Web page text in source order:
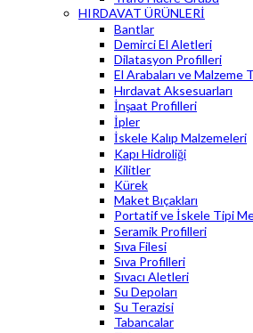
HIRDAVAT ÜRÜNLERİ
Bantlar
Demirci El Aletleri
Dilatasyon Profilleri
El Arabaları ve Malzeme
Hırdavat Aksesuarları
İnşaat Profilleri
İpler
İskele Kalıp Malzemeleri
Kapı Hidroliği
Kilitler
Kürek
Maket Bıçakları
Portatif ve İskele Tipi
Seramik Profilleri
Sıva Filesi
Sıva Profilleri
Sıvacı Aletleri
Su Depoları
Su Terazisi
Tabancalar